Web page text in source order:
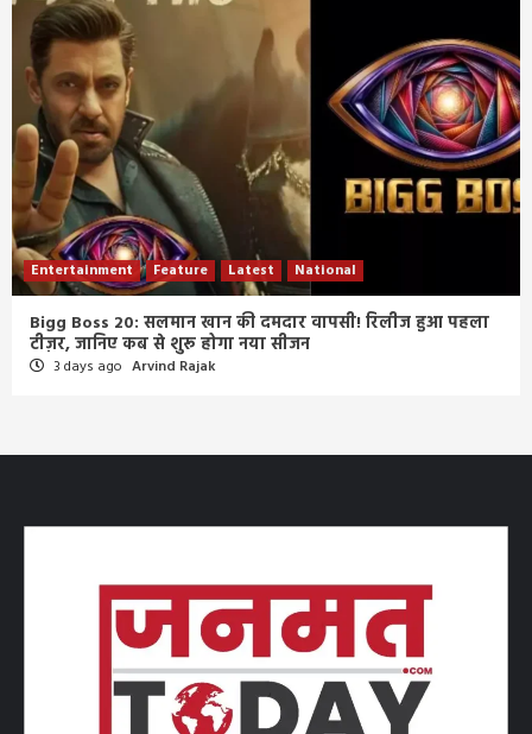
Entertainment Feature Latest National
Bigg Boss 20: सलमान खान की दमदार वापसी! रिलीज हुआ पहला
टीज़र, जानिए कब से शुरू होगा नया सीजन
3 days ago Arvind Rajak